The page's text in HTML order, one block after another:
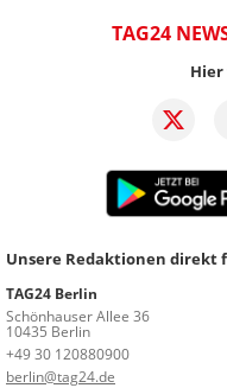
TAG24
Unsere Redaktionen direkt
TAG24 Berlin
Schönhauser Allee 36
10435 Berlin
+49 30 120880900
berlin@tag24.de